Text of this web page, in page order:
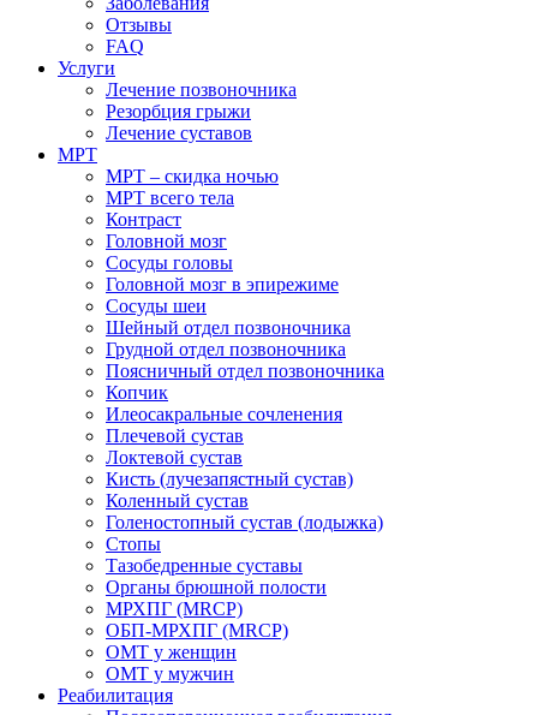
Отзывы
FAQ
Услуги
Лечение позвоночника
Резорбция грыжи
Лечение суставов
МРТ
МРТ – скидка ночью
МРТ всего тела
Контраст
Головной мозг
Сосуды головы
Головной мозг в эпирежиме
Сосуды шеи
Шейный отдел позвоночника
Грудной отдел позвоночника
Поясничный отдел позвоночника
Копчик
Илеосакральные сочленения
Плечевой сустав
Локтевой сустав
Кисть (лучезапястный сустав)
Коленный сустав
Голеностопный сустав (лодыжка)
Стопы
Тазобедренные суставы
Органы брюшной полости
МРХПГ (MRCP)
ОБП-МРХПГ (MRCP)
ОМТ у женщин
ОМТ у мужчин
Реабилитация